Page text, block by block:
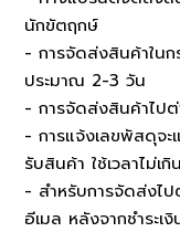
นักขัตฤกษ์
- การจัดส่งสินค้าในก
ประมาณ 2-3 วัน
- การจัดส่งสินค้าไปต่
- การแจ้งเลขพัสดุจะ
รับสินค้า ใช้เวลาไม่เ
- สำหรับการจัดส่งไ
อีเมล หลังจากชำระเงิ